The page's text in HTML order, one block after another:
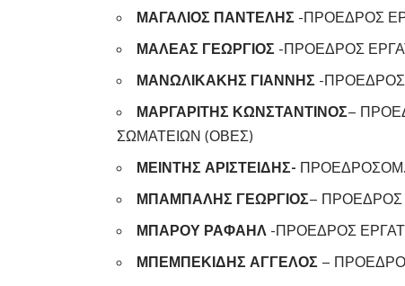
ΜΑΓΑΛΙΟΣ ΠΑΝΤΕΛΗΣ -ΠΡΟΕΔΡΟΣ
ΜΑΛΕΑΣ ΓΕΩΡΓΙΟΣ -ΠΡΟΕΔΡΟΣ
ΜΑΝΩΛΙΚΑΚΗΣ ΓΙΑΝΝΗΣ -ΠΡΟΕΔΡΟΣ
ΜΑΡΓΑΡΙΤΗΣ ΚΩΝΣΤΑΝΤΙΝΟΣ–
ΣΩΜΑΤΕΙΩΝ (ΟΒΕΣ)
ΜΕΙΝΤΗΣ ΑΡΙΣΤΕΙΔΗΣ-
ΜΠΑΜΠΑΛΗΣ ΓΕΩΡΓΙΟΣ– ΠΡΟΕΔΡΟΣ
ΜΠΑΡΟΥ ΡΑΦΑΗΛ -ΠΡΟΕΔΡΟΣ
ΜΠΕΜΠΕΚΙΔΗΣ ΑΓΓΕΛΟΣ –